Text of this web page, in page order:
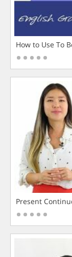
How to Use To
Present